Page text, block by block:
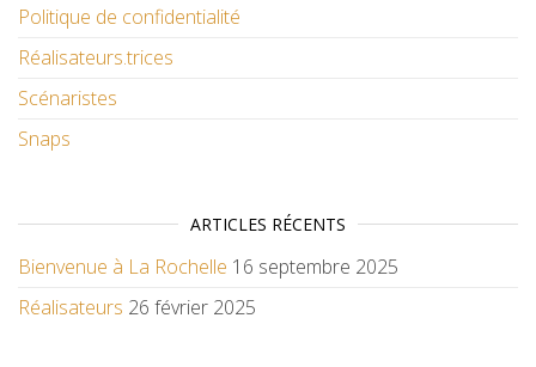
Politique de confidentialité
Réalisateurs.trices
Scénaristes
Snaps
ARTICLES RÉCENTS
Bienvenue à La Rochelle 16 septembre 2025
Réalisateurs 26 février 2025